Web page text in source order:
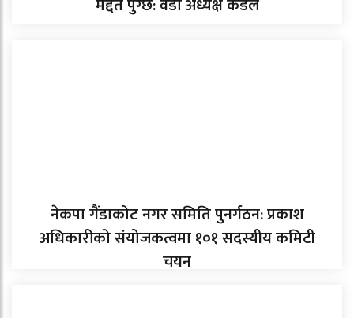
मद्दत पुग्छ: वडा अध्यक्ष कँडल
नेकपा गैंडाकोट नगर समिति पुनर्गठन: प्रकाश
अधिकारीको संयोजकत्वमा १०१ सदस्यीय कमिटी
चयन